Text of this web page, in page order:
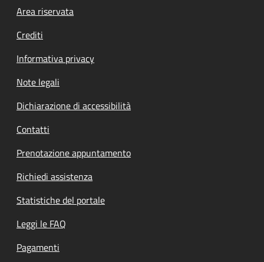
Footer menu
Area riservata
Crediti
Informativa privacy
Note legali
Dichiarazione di accessibilità
Contatti
Prenotazione appuntamento
Richiedi assistenza
Statistiche del portale
Leggi le FAQ
Pagamenti